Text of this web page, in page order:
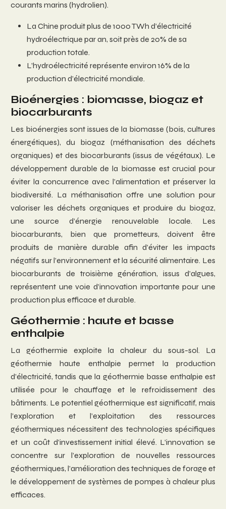
courants marins (hydrolien).
La Chine produit plus de 1000 TWh d’électricité
hydroélectrique par an, soit près de 20% de sa
production totale.
L’hydroélectricité représente environ 16% de la
production d’électricité mondiale.
Bioénergies : biomasse, biogaz et
biocarburants
Les bioénergies sont issues de la biomasse (bois, cultures
énergétiques), du biogaz (méthanisation des déchets
organiques) et des biocarburants (issus de végétaux). Le
développement durable de la biomasse est crucial pour
éviter la concurrence avec l’alimentation et préserver la
biodiversité. La méthanisation offre une solution pour
valoriser les déchets organiques et produire du biogaz,
une source d’énergie renouvelable locale. Les
biocarburants, bien que prometteurs, doivent être
produits de manière durable afin d’éviter les impacts
négatifs sur l’environnement et la sécurité alimentaire. Les
biocarburants de troisième génération, issus d’algues,
représentent une voie d’innovation importante pour une
production plus efficace et durable.
Géothermie : haute et basse
enthalpie
La géothermie exploite la chaleur du sous-sol. La
géothermie haute enthalpie permet la production
d’électricité, tandis que la géothermie basse enthalpie est
utilisée pour le chauffage et le refroidissement des
bâtiments. Le potentiel géothermique est significatif, mais
l’exploration et l’exploitation des ressources
géothermiques nécessitent des technologies spécifiques
et un coût d’investissement initial élevé. L’innovation se
concentre sur l’exploration de nouvelles ressources
géothermiques, l’amélioration des techniques de forage et
le développement de systèmes de pompes à chaleur plus
efficaces.